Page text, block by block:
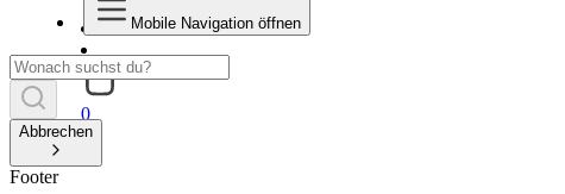
0
Mobile Navigation öffnen
Abbrechen
Footer